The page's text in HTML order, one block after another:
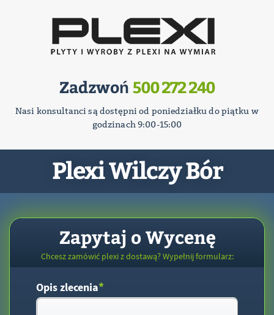
Zadzwoń 500 272 240
Nasi konsultanci są dostępni od poniedziałku do piątku w
godzinach 9:00-15:00
Plexi Wilczy Bór
Zapytaj o Wycenę
Chcesz zamówić plexi z dostawą? Wypełnij formularz:
Opis zlecenia*